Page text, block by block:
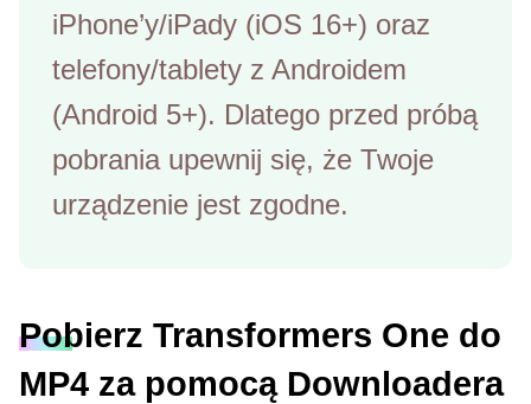
iPhone’y/iPady (iOS 16+) oraz
telefony/tablety z Androidem
(Android 5+). Dlatego przed próbą
pobrania upewnij się, że Twoje
urządzenie jest zgodne.
Pobierz Transformers One do
MP4 za pomocą Downloadera